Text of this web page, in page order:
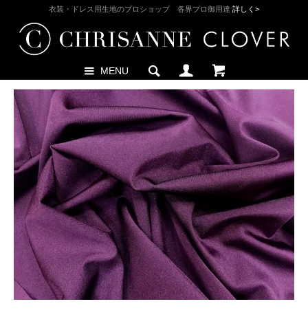
衣装・ドレス用生地のプロショップ 各界プロ御用達 詳しく>
MENU